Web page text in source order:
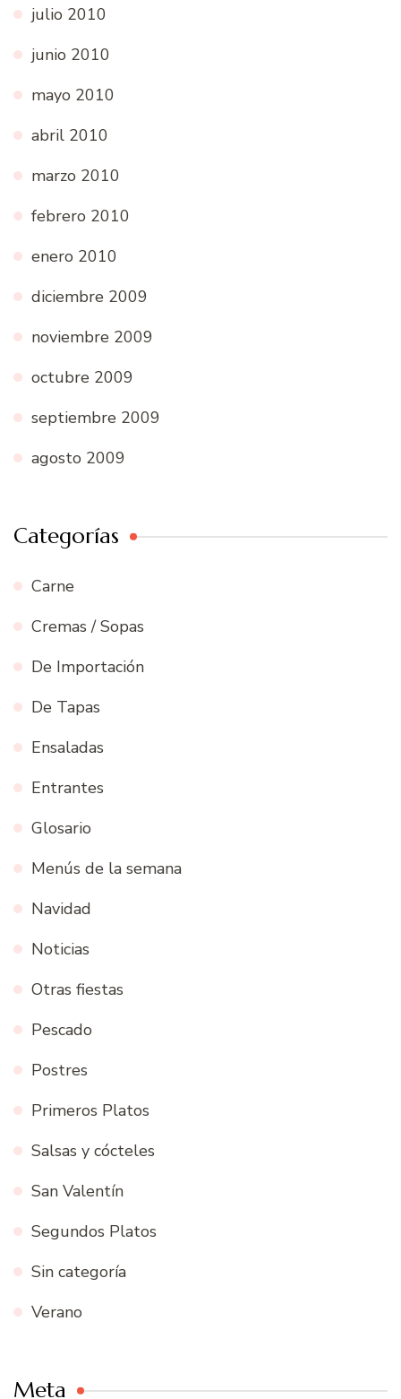
julio 2010
junio 2010
mayo 2010
abril 2010
marzo 2010
febrero 2010
enero 2010
diciembre 2009
noviembre 2009
octubre 2009
septiembre 2009
agosto 2009
Categorías
Carne
Cremas / Sopas
De Importación
De Tapas
Ensaladas
Entrantes
Glosario
Menús de la semana
Navidad
Noticias
Otras fiestas
Pescado
Postres
Primeros Platos
Salsas y cócteles
San Valentín
Segundos Platos
Sin categoría
Verano
Meta